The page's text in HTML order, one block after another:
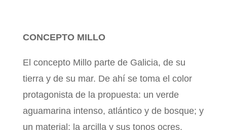
CONCEPTO MILLO
El concepto Millo parte de Galicia, de su
tierra y de su mar. De ahí se toma el color
protagonista de la propuesta: un verde
aguamarina intenso, atlántico y de bosque; y
un material: la arcilla y sus tonos ocres.